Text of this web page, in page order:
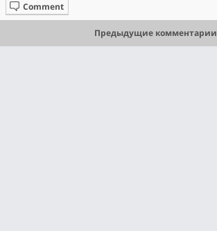
Comment
Предыдущие комментарии